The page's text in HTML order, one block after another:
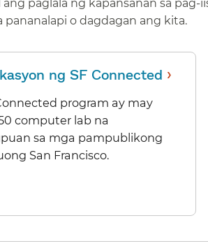
paglala ng kapansanan sa
pananalapi o dagdagan ang kita.​​
ng SF Connected ›
program ay may
computer lab na
sa mga pampublikong
San Francisco.​​